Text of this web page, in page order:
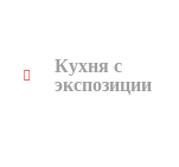
Кухня с
экспозиции